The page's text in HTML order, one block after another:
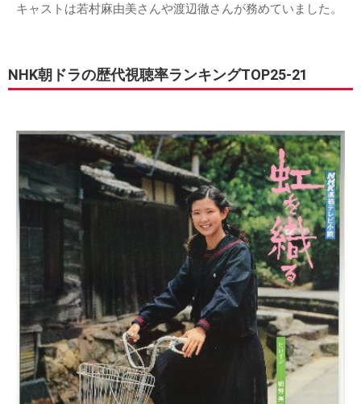
キャストは若村麻由美さんや渡辺徹さんが務めていました。
NHK朝ドラの歴代視聴率ランキングTOP25-21